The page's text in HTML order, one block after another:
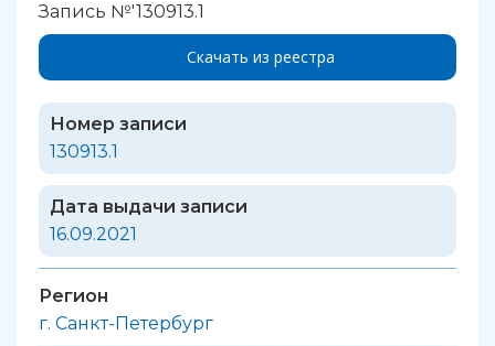
Запись №'130913.1
Скачать из реестра
Номер записи
130913.1
Дата выдачи записи
16.09.2021
Регион
г. Санкт-Петербург